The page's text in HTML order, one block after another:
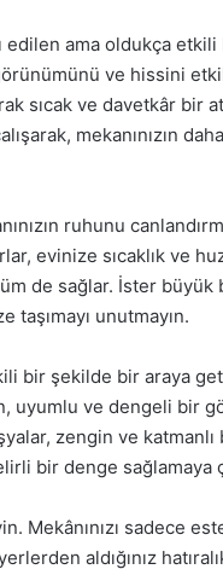
edilen ama oldukça
ve hissini
sıcak ve davetkâr bir
mekanınızın
ruhunu
evinize sıcaklık ve
de sağlar. İster
unutmayın.
bir şekilde bir araya
uyumlu ve dengeli bir
zengin ve
bir denge sağlamaya
Mekânınızı sadece
aldığınız